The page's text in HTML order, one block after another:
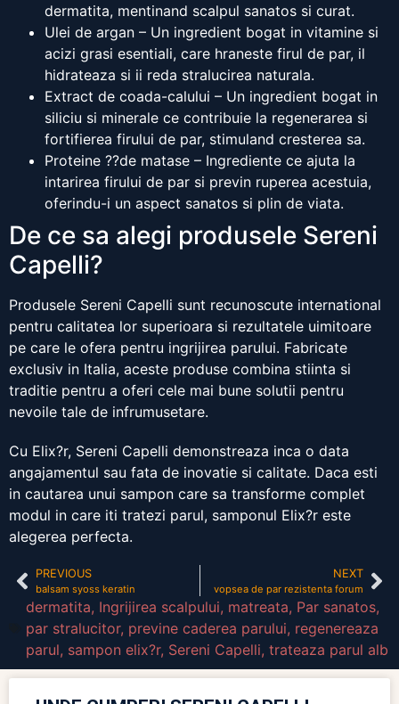
dermatita, mentinand scalpul sanatos si curat.
Ulei de argan – Un ingredient bogat in vitamine si
acizi grasi esentiali, care hraneste firul de par, il
hidrateaza si ii reda stralucirea naturala.
Extract de coada-calului – Un ingredient bogat in
siliciu si minerale ce contribuie la regenerarea si
fortifierea firului de par, stimuland cresterea sa.
Proteine ??de matase – Ingrediente ce ajuta la
intarirea firului de par si previn ruperea acestuia,
oferindu-i un aspect sanatos si plin de viata.
De ce sa alegi produsele Sereni
Capelli?
Produsele Sereni Capelli sunt recunoscute international
pentru calitatea lor superioara si rezultatele uimitoare
pe care le ofera pentru ingrijirea parului. Fabricate
exclusiv in Italia, aceste produse combina stiinta si
traditie pentru a oferi cele mai bune solutii pentru
nevoile tale de infrumusetare.
Cu Elix?r, Sereni Capelli demonstreaza inca o data
angajamentul sau fata de inovatie si calitate. Daca esti
in cautarea unui sampon care sa transforme complet
modul in care iti tratezi parul, samponul Elix?r este
alegerea perfecta.
PREVIOUS
balsam syoss keratin
NEXT
vopsea de par rezistenta forum
dermatita, Ingrijirea scalpului, matreata, Par sanatos,
par stralucitor, previne caderea parului, regenereaza
parul, sampon elix?r, Sereni Capelli, trateaza parul alb